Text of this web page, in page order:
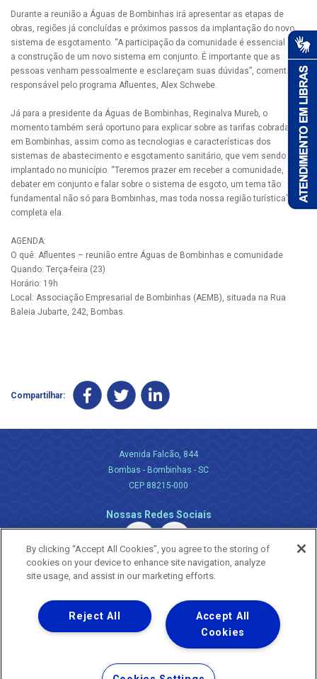
Durante a reunião a Águas de Bombinhas irá apresentar as etapas de
obras, regiões já concluídas e próximos passos da implantação do novo
sistema de esgotamento. “A participação da comunidade é essencial para
a construção de um novo sistema em conjunto. É importante que as
pessoas venham pessoalmente e esclareçam suas dúvidas”, comenta o
responsável pelo programa Afluentes, Alex Schwebe.
Já para a presidente da Águas de Bombinhas, Reginalva Mureb, o
momento também será oportuno para explicar sobre as tarifas cobradas
em Bombinhas, assim como as tecnologias e características dos
sistemas de abastecimento e esgotamento sanitário, que vem sendo
implantado no município. “Teremos prazer em receber a comunidade,
debater em conjunto e falar sobre o sistema de esgoto, um tema tão
fundamental não só para Bombinhas, mas toda nossa região turística”,
completa ela.
AGENDA:
O quê: Afluentes – reunião entre Águas de Bombinhas e comunidade
Quando: Terça-feira (23)
Horário: 19h
Local: Associação Empresarial de Bombinhas (AEMB), situada na Rua
Baleia Jubarte, 242, Bombas.
Compartilhar:
Avenida Falcão, 844
Bombas - Bombinhas - SC
CEP 88215-000
Nossas Redes Sociais
Uma empresa
Copyright ® 2026 - Todos os Direitos Reservados.
Nossa natureza movimenta a vida
Termos Gerais de Uso de Sites e Aplicativos
By clicking “Accept All Cookies”, you agree to the storing of
cookies on your device to enhance site navigation, analyze
site usage, and assist in our marketing efforts.
Accept All
Cookies
Reject All